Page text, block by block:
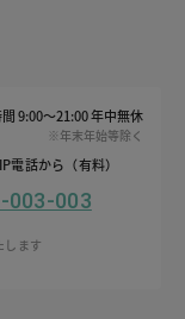
9:00～21:00 年中無休
※年末年始等除く
電話から（有料）
003-003
します